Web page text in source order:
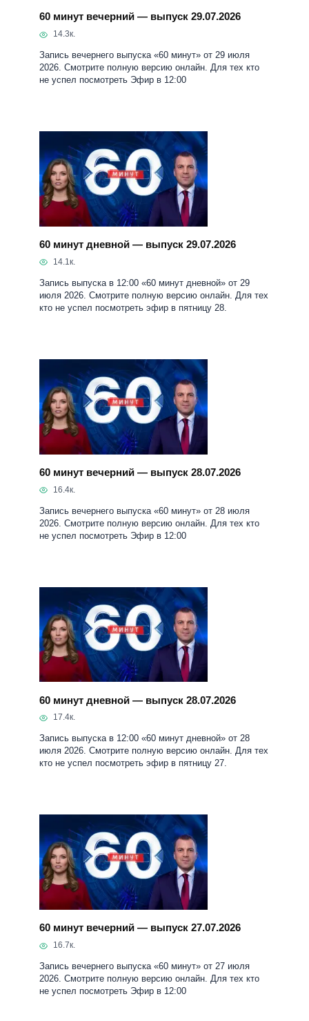
60 минут вечерний — выпуск 29.07.2026
14.3к.
Запись вечернего выпуска «60 минут» от 29 июля
2026. Смотрите полную версию онлайн. Для тех кто
не успел посмотреть Эфир в 12:00
60 минут дневной — выпуск 29.07.2026
14.1к.
Запись выпуска в 12:00 «60 минут дневной» от 29
июля 2026. Смотрите полную версию онлайн. Для тех
кто не успел посмотреть эфир в пятницу 28.
60 минут вечерний — выпуск 28.07.2026
16.4к.
Запись вечернего выпуска «60 минут» от 28 июля
2026. Смотрите полную версию онлайн. Для тех кто
не успел посмотреть Эфир в 12:00
60 минут дневной — выпуск 28.07.2026
17.4к.
Запись выпуска в 12:00 «60 минут дневной» от 28
июля 2026. Смотрите полную версию онлайн. Для тех
кто не успел посмотреть эфир в пятницу 27.
60 минут вечерний — выпуск 27.07.2026
16.7к.
Запись вечернего выпуска «60 минут» от 27 июля
2026. Смотрите полную версию онлайн. Для тех кто
не успел посмотреть Эфир в 12:00